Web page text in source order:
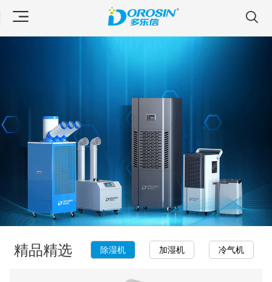
精品精选 除湿机 加湿机 冷气机